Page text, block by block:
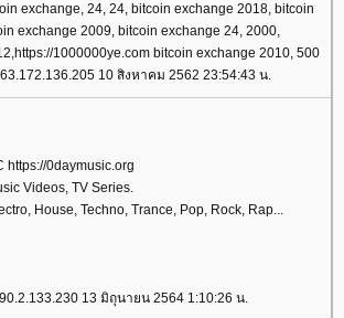
exchange, 24, 24, bitcoin exchange 2018, bitcoin
exchange 2009, bitcoin exchange 24, 2000,
1000000ye.com bitcoin exchange 2010, 500
10 สิงหาคม 2562 23:54:43 น.
https://0daymusic.org
Videos, TV Series.
House, Techno, Trance, Pop, Rock, Rap...
13 มิถุนายน 2564 1:10:26 น.